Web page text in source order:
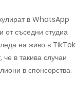
в WhatsApp
от съседни студиа
на живо в TikTok
в такива случаи
в спонсорства.